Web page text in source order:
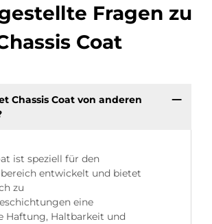
Fragen zu
Coat
Chassis Coat von anderen
ist speziell für den
entwickelt und bietet
zu
eine
Haftung, Haltbarkeit und